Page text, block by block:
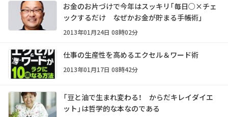
お金のお片づけで今年はスッキリ「毎日○×チェ
ックするだけ なぜかお金が貯まる手帳術」
2013年01月24日 08時02分
仕事の生産性を高めるエクセル＆ワード術
2013年01月17日 08時42分
「豆と油で生まれ変わる！ からだキレイダイエ
ット」は哲学的な本なのである